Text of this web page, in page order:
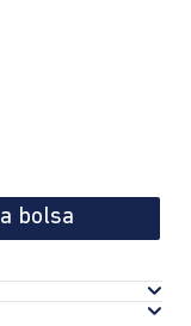
bolsa
actitud al outfit.